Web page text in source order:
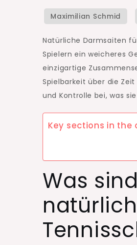
Natürliche Darmsaiten
Spielern ein weicheres
einzigartige
Spielbarkeit über die
und Kontrolle bei, was
Key sections in the
Was